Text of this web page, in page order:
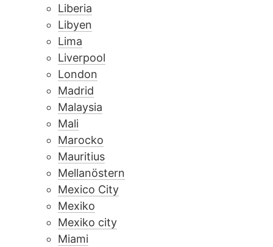
Liberia
Libyen
Lima
Liverpool
London
Madrid
Malaysia
Mali
Marocko
Mauritius
Mellanöstern
Mexico City
Mexiko
Mexiko city
Miami